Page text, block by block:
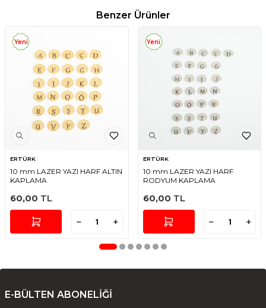
Benzer Ürünler
Yeni
ERTÜRK
10 mm LAZER YAZI HARF ALTIN
KAPLAMA
60,00 TL
Yeni
ERTÜRK
10 mm LAZER YAZI HARF
RODYUM KAPLAMA
60,00 TL
E-BÜLTEN ABONELİĞİ